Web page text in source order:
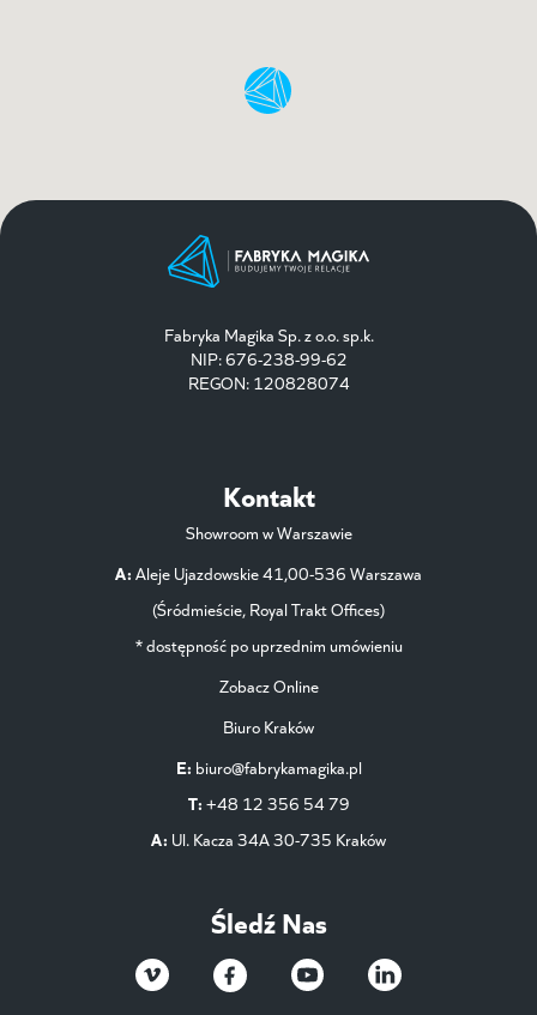
Fabryka Magika Sp. z o.o. sp.k.
NIP: 676-238-99-62
REGON: 120828074
Kontakt
Showroom w Warszawie
A: Aleje Ujazdowskie 41,00-536 Warszawa
(Śródmieście, Royal Trakt Offices)
* dostępność po uprzednim umówieniu
Zobacz Online
Biuro Kraków
E: biuro@fabrykamagika.pl
T: +48 12 356 54 79
A: Ul. Kacza 34A 30-735 Kraków
Śledź Nas